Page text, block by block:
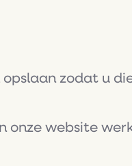
zodat u
onze website